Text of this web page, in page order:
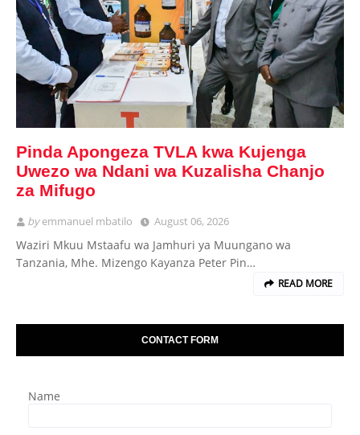
Pinda Apongeza TVLA kwa Kujenga
Uwezo wa Ndani wa Kuzalisha Chanjo
za Mifugo
byemmanuel mbatilo August 06, 2026
Waziri Mkuu Mstaafu wa Jamhuri ya Muungano wa
Tanzania, Mhe. Mizengo Kayanza Peter Pin…
READ MORE
CONTACT FORM
Name